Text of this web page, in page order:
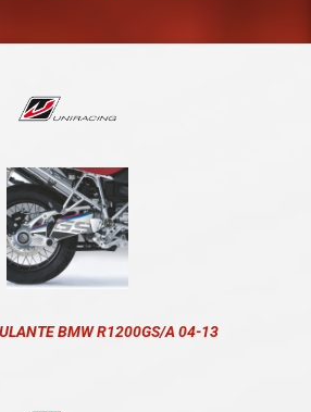
BMW R1200GS/A 04-13